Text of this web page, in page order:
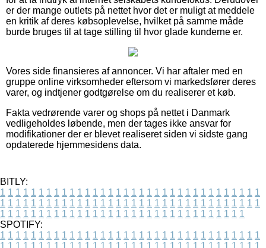
er der mange outlets på nettet hvor det er muligt at meddele
en kritik af deres købsoplevelse, hvilket på samme måde
burde bruges til at tage stilling til hvor glade kunderne er.
Vores side finansieres af annoncer. Vi har aftaler med en
gruppe online virksomheder eftersom vi markedsfører deres
varer, og indtjener godtgørelse om du realiserer et køb.
Fakta vedrørende varer og shops på nettet i Danmark
vedligeholdes løbende, men der tages ikke ansvar for
modifikationer der er blevet realiseret siden vi sidste gang
opdaterede hjemmesidens data.
BITLY:
1 1 1 1 1 1 1 1 1 1 1 1 1 1 1 1 1 1 1 1 1 1 1 1 1 1 1 1 1 1 1 1 1 1
1 1 1 1 1 1 1 1 1 1 1 1 1 1 1 1 1 1 1 1 1 1 1 1 1 1 1 1 1 1 1 1 1 1
1 1 1 1 1 1 1 1 1 1 1 1 1 1 1 1 1 1 1 1 1 1 1 1 1 1 1 1 1 1 1 1
SPOTIFY:
1 1 1 1 1 1 1 1 1 1 1 1 1 1 1 1 1 1 1 1 1 1 1 1 1 1 1 1 1 1 1 1 1 1
1 1 1 1 1 1 1 1 1 1 1 1 1 1 1 1 1 1 1 1 1 1 1 1 1 1 1 1 1 1 1 1 1 1